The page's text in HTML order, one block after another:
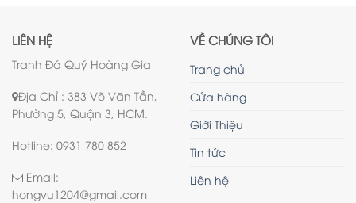
LIÊN HỆ
Tranh Đá Quý Hoàng Gia
Địa Chỉ : 383 Võ Văn Tần,
Phường 5, Quận 3, HCM.
Hotline: 0931 780 852
Email:
hongvu1204@gmail.com
VỀ CHÚNG TÔI
Trang chủ
Cửa hàng
Giới Thiệu
Tin tức
Liên hệ